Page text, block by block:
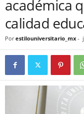
académica
calidad
Por estilouniversitario_mx -